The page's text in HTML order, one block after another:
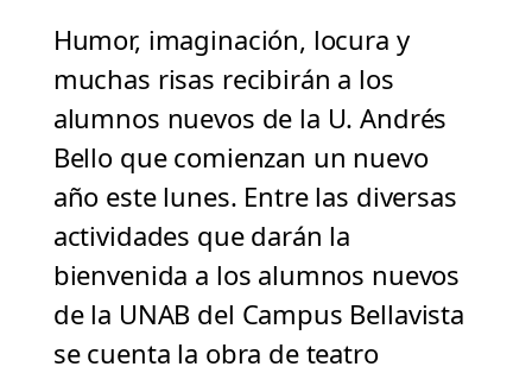
Humor, imaginación, locura y
muchas risas recibirán a los
alumnos nuevos de la U. Andrés
Bello que comienzan un nuevo
año este lunes. Entre las diversas
actividades que darán la
bienvenida a los alumnos nuevos
de la UNAB del Campus Bellavista
se cuenta la obra de teatro